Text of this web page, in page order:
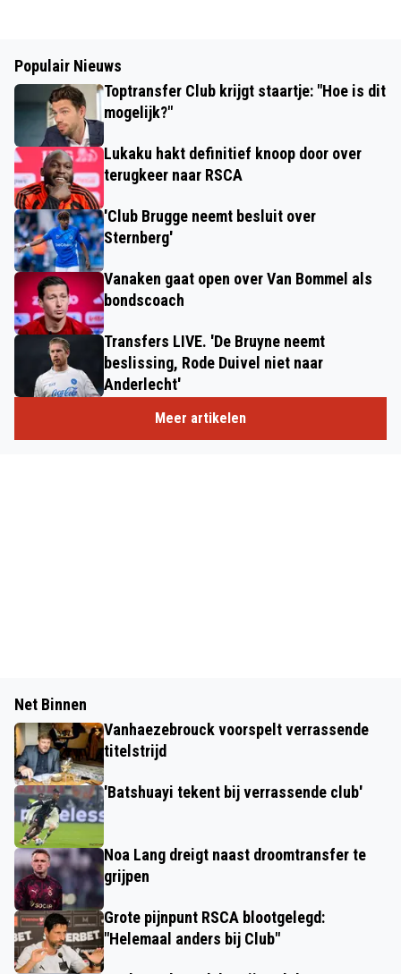
Populair Nieuws
Toptransfer Club krijgt staartje: "Hoe is dit
mogelijk?"
Lukaku hakt definitief knoop door over
terugkeer naar RSCA
'Club Brugge neemt besluit over
Sternberg'
Vanaken gaat open over Van Bommel als
bondscoach
Transfers LIVE. 'De Bruyne neemt
beslissing, Rode Duivel niet naar
Anderlecht'
Meer artikelen
Net Binnen
Vanhaezebrouck voorspelt verrassende
titelstrijd
'Batshuayi tekent bij verrassende club'
Noa Lang dreigt naast droomtransfer te
grijpen
Grote pijnpunt RSCA blootgelegd:
"Helemaal anders bij Club"